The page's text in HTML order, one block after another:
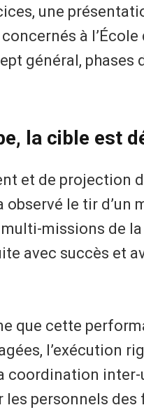
une
à l’École
général, phases
la cible est
et de projection
observé le tir d’un
missions de
avec succès et
que cette
l’exécution
coordination
les personnels